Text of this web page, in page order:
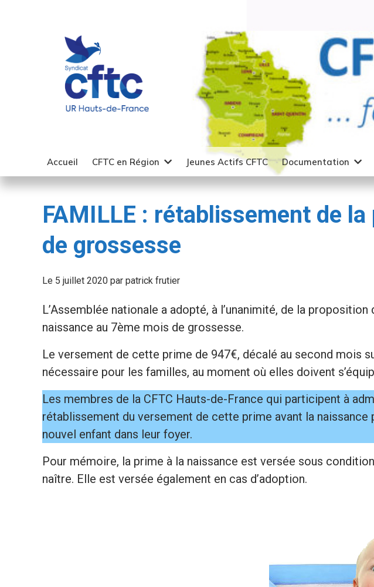
Accueil CFTC en Région Jeunes Actifs CFTC Documentation
FAMILLE : rétablissement de
de grossesse
Le 5 juillet 2020 par patrick frutier
L’Assemblée nationale a adopté, à l’unanimité, de la
naissance au 7ème mois de grossesse.
Le versement de cette prime de 947€, décalé au second mois
nécessaire pour les familles, au moment où elles doivent
Les membres de la CFTC Hauts-de-France qui participent à
rétablissement du versement de cette prime avant la naissance
nouvel enfant dans leur foyer.
Pour mémoire, la prime à la naissance est versée sous
naître. Elle est versée également en cas d’adoption.